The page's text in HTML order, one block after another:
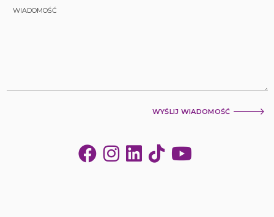
WYŚLIJ WIADOMOŚĆ